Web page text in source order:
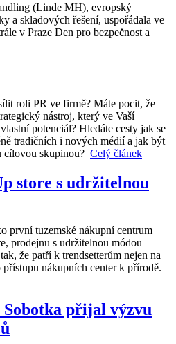
(Linde MH), evropský
a skladových řešení, uspořádala ve
v Praze Den pro bezpečnost a
roli PR ve firmě? Máte pocit, že
nástroj, který ve Vaší
potenciál? Hledáte cesty jak se
tradičních i nových médií a jak být
cílovou skupinou? Celý článek
store s udržitelnou
první tuzemské nákupní centrum
prodejnu s udržitelnou módou
že patří k trendsetterům nejen na
nákupních center k přírodě.
přijal výzvu